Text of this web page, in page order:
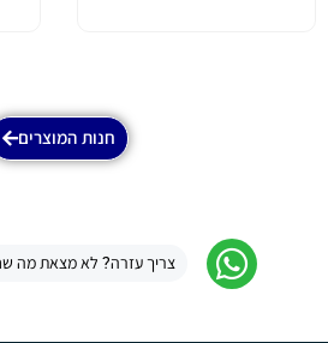
חנות המוצרים
צריך עזרה? לא מצאת מה